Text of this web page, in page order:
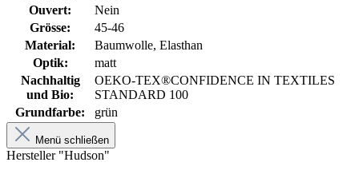
Ouvert:
Nein
Grösse:
45-46
Material:
Baumwolle, Elasthan
Optik:
matt
Nachhaltig
und Bio:
OEKO-TEX®CONFIDENCE IN TEXTILES
STANDARD 100
Grundfarbe:
grün
Menü schließen
Hersteller "Hudson"